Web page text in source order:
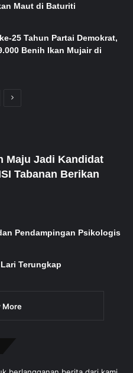
Maut di Baturiti
25 Tahun Partai Demokrat,
Benih Ikan Mujair di
Next
Maju Jadi Kandidat
Tabanan Berikan
Pendampingan Psikologis
Terungkap
More